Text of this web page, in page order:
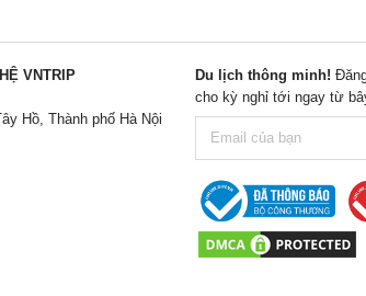
VNTRIP
Hồ, Thành phố Hà Nội
Du lịch thông minh!
cho kỳ nghỉ tới ngay từ